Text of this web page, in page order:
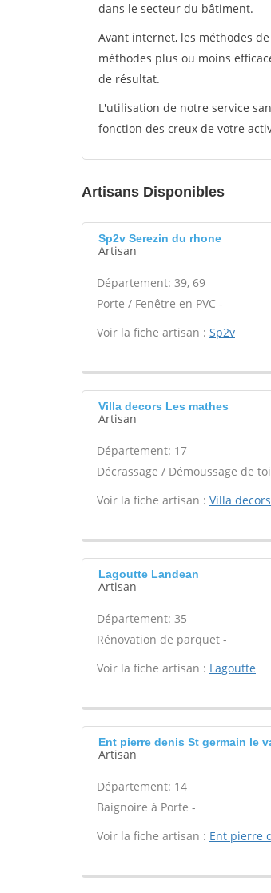
dans le secteur du bâtiment.
Avant internet, les méthodes
méthodes plus ou moins
de résultat.
L'utilisation de notre service
fonction des creux de votre
Artisans Disponibles
Sp2v Serezin du rhone
Artisan
Département: 39, 69
Porte / Fenêtre en PVC -
Voir la fiche artisan : Sp2v
Villa decors Les mathes
Artisan
Département: 17
Décrassage / Démoussage de
Voir la fiche artisan : Villa decors
Lagoutte Landean
Artisan
Département: 35
Rénovation de parquet -
Voir la fiche artisan : Lagoutte
Ent pierre denis St germain le
Artisan
Département: 14
Baignoire à Porte -
Voir la fiche artisan : Ent pierre